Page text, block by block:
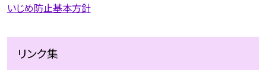
いじめ防止基本方針
リンク集